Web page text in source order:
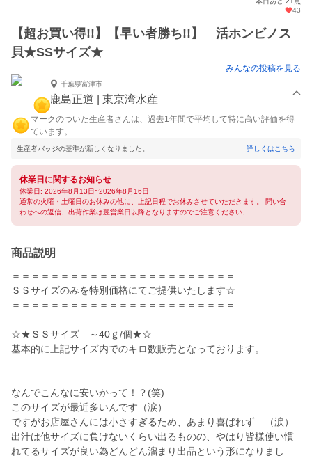
43
【超お買い得!!】【早い者勝ち!!】 活ホンビノス
貝★SSサイズ★
みんなの投稿を見る
千葉県富津市
鹿島正道 | 東京湾水産
マークのついた生産者さんは、過去1年間で平均して特に高い評価を得
ています。
生産者バッジの基準が新しくなりました。 詳しくはこちら
休業日に関するお知らせ
休業日: 2026年8月13日~2026年8月16日
通常の火曜・土曜日のお休みの他に、上記日程でお休みさせていただきます。 問い合
わせへの返信、出荷作業は翌営業日以降となりますのでご注意ください、
商品説明
＝＝＝＝＝＝＝＝＝＝＝＝＝＝＝＝＝＝＝＝＝＝＝
ＳＳサイズのみを特別価格にてご提供いたします☆
＝＝＝＝＝＝＝＝＝＝＝＝＝＝＝＝＝＝＝＝＝＝＝
☆★ＳＳサイズ ～40ｇ/個★☆
基本的に上記サイズ内でのキロ数販売となっております。
なんでこんなに安いかって！？(笑)
このサイズが最近多いんです（涙）
ですがお店屋さんには小さすぎるため、あまり喜ばれず…（涙）
出汁は他サイズに負けないくらい出るものの、やはり皆様使い慣
れてるサイズが良い為どんどん溜まり出品という形になりまし